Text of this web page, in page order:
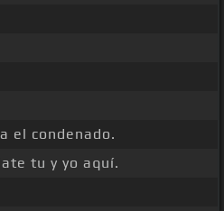
el condenado.
tu y yo aquí.